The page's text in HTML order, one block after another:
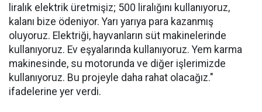
liralık elektrik üretmişiz; 500 liralığını kullanıyoruz,
kalanı bize ödeniyor. Yarı yarıya para kazanmış
oluyoruz. Elektriği, hayvanların süt makinelerinde
kullanıyoruz. Ev eşyalarında kullanıyoruz. Yem karma
makinesinde, su motorunda ve diğer işlerimizde
kullanıyoruz. Bu projeyle daha rahat olacağız."
ifadelerine yer verdi.